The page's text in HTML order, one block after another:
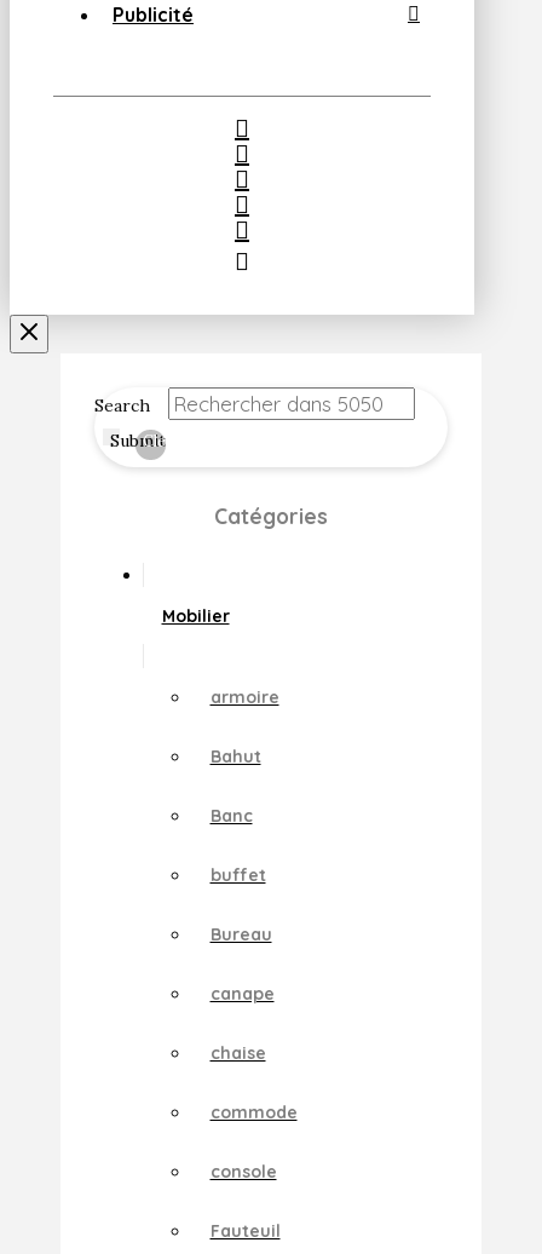
Publicité
Search
Submit
Clear
Catégories
Mobilier
armoire
Bahut
Banc
buffet
Bureau
canape
chaise
commode
console
Fauteuil